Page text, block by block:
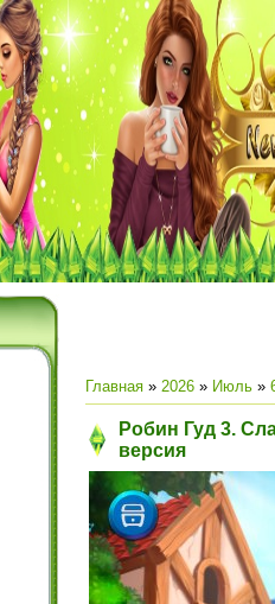
Главная » 2026 » Июль »
Робин Гуд 3.
версия